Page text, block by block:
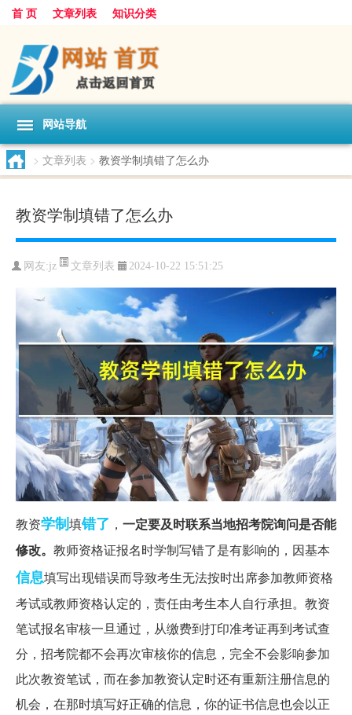
首 页 文章列表 知识分类
网站导航
> 文章列表 > 教资学制填错了怎么办
教资学制填错了怎么办
网友:jz 文章列表 2024-10-22 15:51:25
教资学制填错了 ， 一定要及时联系当地招考院询问是否能
修改。 教师资格证报名时学制写错了是有影响的，因基本
信息填写出现错误而导致考生无法按时出席参加教师资格
考试或教师资格认定的，责任由考生本人自行承担。教资
笔试报名审核一旦通过，从缴费到打印准考证再到考试查
分，招考院都不会再次审核你的信息，完全不会影响参加
此次教资笔试，而在参加教资认定时还有重新注册信息的
机会，在那时填写好正确的信息，你的证书信息也会以正